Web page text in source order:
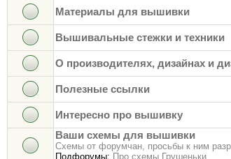
Материалы для вышивки
Вышивальные стежки и техники
О производителях, дизайнах и
Полезные ссылки
Интересно про вышивку
Ваши схемы для вышивки
Схемы от форумчан, просьбы к ним
Подфорумы: Про схемы Грушеньки